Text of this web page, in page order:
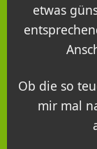
etwas
Ob die so
mir mal